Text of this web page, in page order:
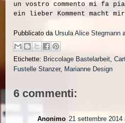
un vostro commento mi fa
ein lieber Komment macht
Pubblicato da Ursula Alice Stegmann
Etichette: Briccolage Bastelarbeit,
Fustelle Stanzer, Marianne Design
6 commenti:
Anonimo 21 settembre 2014